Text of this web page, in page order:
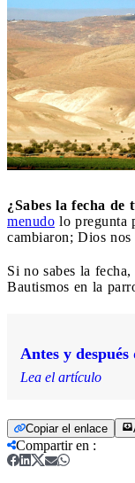
¿Sabes la fecha de
menudo lo pregunta
cambiaron; Dios nos
Si no sabes la
Bautismos en la
Antes y
Lea el artículo
Copiar el enlace
Compartir en :